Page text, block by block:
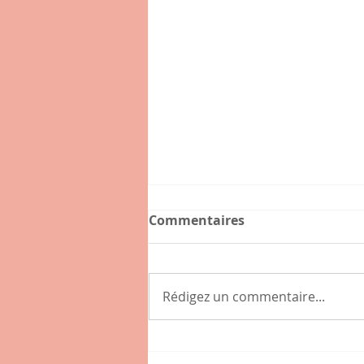
Commentaires
Rédigez un commentaire...